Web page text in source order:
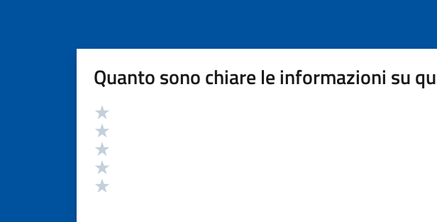
Quanto sono chiare le informazioni su
Valutazione